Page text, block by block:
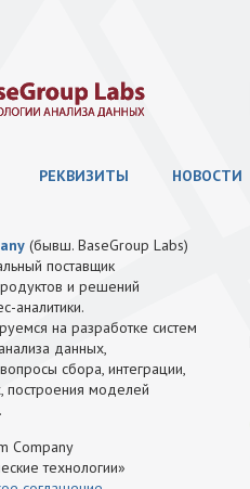
РЕКВИЗИТЫ НОВОСТИ
(бывш. BaseGroup Labs)
поставщик
и решений
аналитики.
на разработке систем
данных,
сбора, интеграции,
построения моделей
Company
технологии»